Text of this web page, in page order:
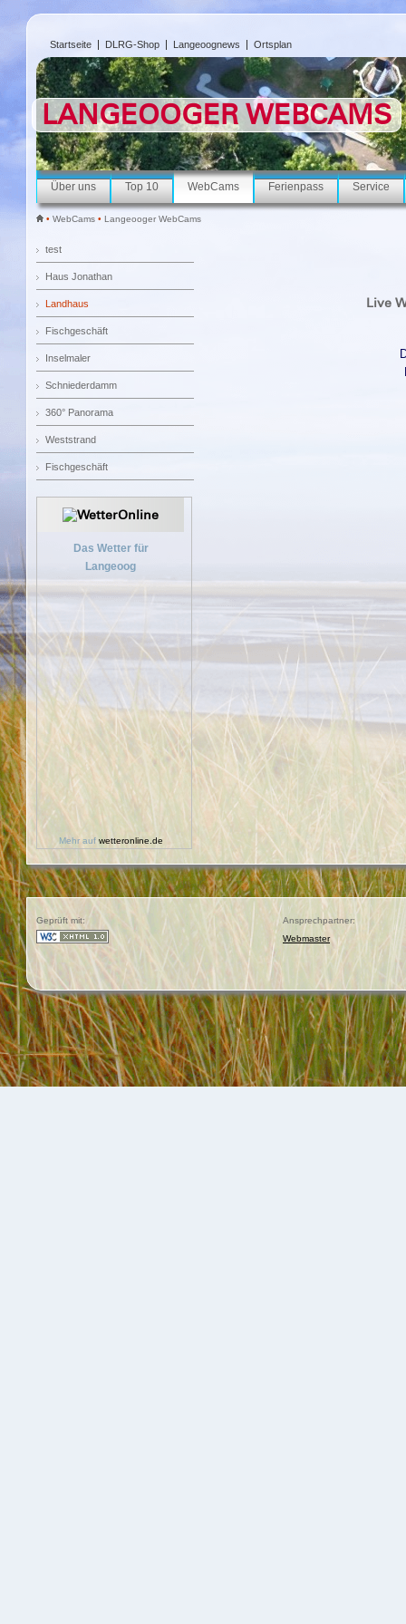
Startseite DLRG-Shop Langeoognews Ortsplan
LANGEOOGER WEBCAMS
Über uns Top 10 WebCams Ferienpass Service
• WebCams • Langeooger WebCams
test
Haus Jonathan
Landhaus
Fischgeschäft
Inselmaler
Schniederdamm
360° Panorama
Weststrand
Fischgeschäft
Das Wetter für
Langeoog
Mehr auf wetteronline.de
Live
Geprüft mit:
Ansprechpartner:
Webmaster